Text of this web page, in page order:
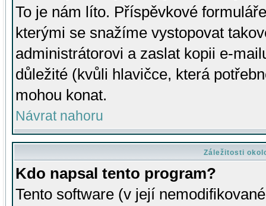
To je nám líto. Příspěvkové
kterými se snažíme vystopovat
administrátorovi a zaslat kopii e-
důležité (kvůli hlavičce, která
mohou konat.
Návrat nahoru
Záležitosti
Kdo napsal tento program?
Tento software (v její